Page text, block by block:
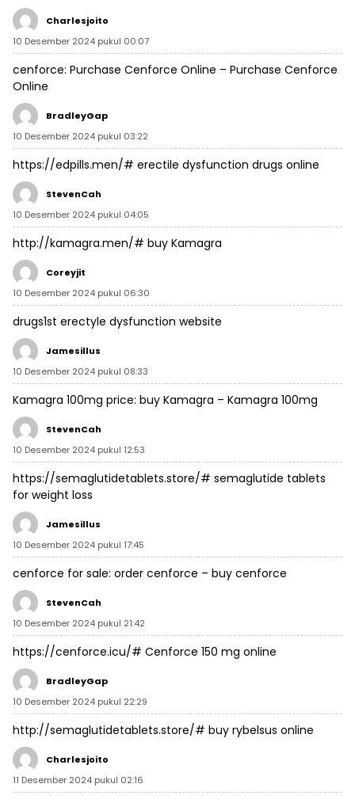
Charlesjoito
10 Desember 2024 pukul 00:07
cenforce: Purchase Cenforce Online – Purchase Cenforce
Online
BradleyGap
10 Desember 2024 pukul 03:22
https://edpills.men/# erectile dysfunction drugs online
StevenCah
10 Desember 2024 pukul 04:05
http://kamagra.men/# buy Kamagra
Coreyjit
10 Desember 2024 pukul 06:30
drugs1st erectyle dysfunction website
Jamesillus
10 Desember 2024 pukul 08:33
Kamagra 100mg price: buy Kamagra – Kamagra 100mg
StevenCah
10 Desember 2024 pukul 12:53
https://semaglutidetablets.store/# semaglutide tablets
for weight loss
Jamesillus
10 Desember 2024 pukul 17:45
cenforce for sale: order cenforce – buy cenforce
StevenCah
10 Desember 2024 pukul 21:42
https://cenforce.icu/# Cenforce 150 mg online
BradleyGap
10 Desember 2024 pukul 22:29
http://semaglutidetablets.store/# buy rybelsus online
Charlesjoito
11 Desember 2024 pukul 02:16